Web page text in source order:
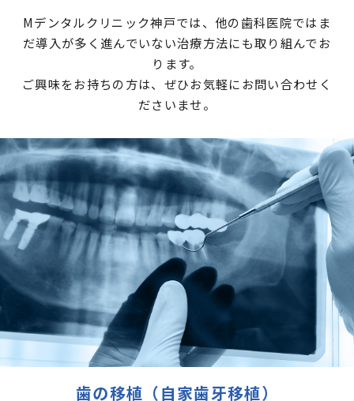
Mデンタルクリニック神戸では、他の歯科医院ではま
だ導入が多く進んでいない治療方法にも取り組んでお
ります。
ご興味をお持ちの方は、ぜひお気軽にお問い合わせく
ださいませ。
歯の移植（自家歯牙移植）